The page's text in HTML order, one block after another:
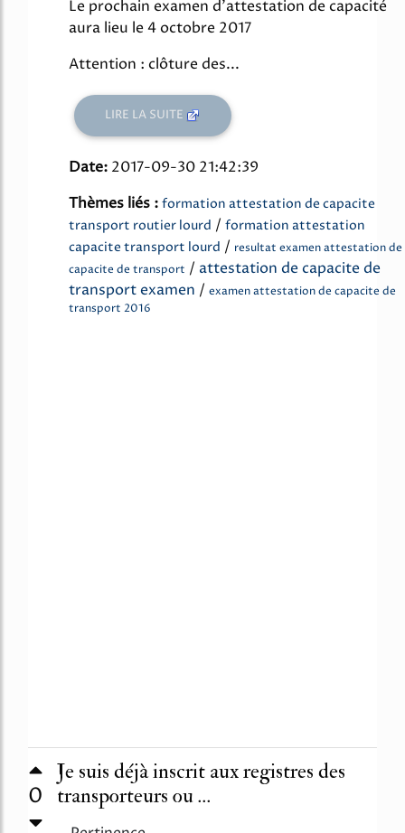
Le prochain examen d'attestation de capacité
aura lieu le 4 octobre 2017
Attention : clôture des...
LIRE LA SUITE
Date: 2017-09-30 21:42:39
Thèmes liés : formation attestation de capacite
transport routier lourd / formation attestation
capacite transport lourd / resultat examen attestation de
capacite de transport / attestation de capacite de
transport examen / examen attestation de capacite de
transport 2016
0
Je suis déjà inscrit aux registres des
transporteurs ou ...